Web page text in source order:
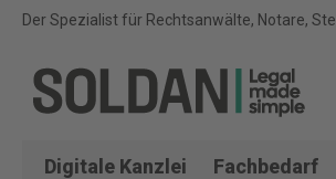
Der Spezialist für Rechtsanwälte, Notare,
Digitale Kanzlei Fachbedarf